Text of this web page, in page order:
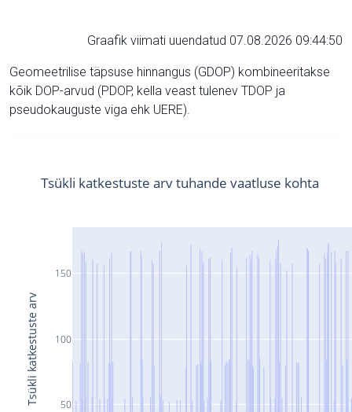
Graafik viimati uuendatud 07.08.2026 09:44:50
Geomeetrilise täpsuse hinnangus (GDOP) kombineeritakse
kõik DOP-arvud (PDOP, kella veast tulenev TDOP ja
pseudokauguste viga ehk UERE).
50
100
150
Tsükli katkestuste arv tuhande vaatluse kohta
Tsükli katkestuste arv